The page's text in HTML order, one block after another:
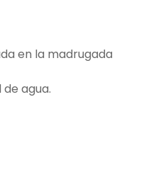
en la madrugada
agua.